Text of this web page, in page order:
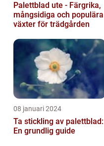
Palettblad ute - Färgrika,
mångsidiga och populära
växter för trädgården
08 januari 2024
Ta stickling av palettblad:
En grundlig guide